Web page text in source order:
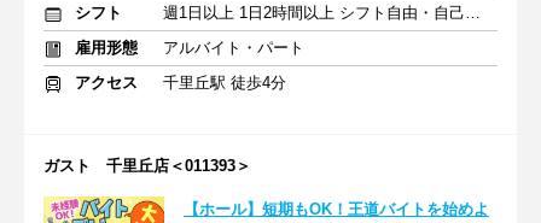
シフト
週1日以上 1日2時間以上 シフト自由・自己申告
雇用形態
アルバイト・パート
アクセス
千里丘駅 徒歩4分
ガスト 千里丘店＜011393＞
【ホール】短期もOK！王道バイトを始めよ